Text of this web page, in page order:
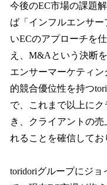
今後のEC市場の課題
ば「インフルエンサ
いECのアプローチを
え、M&Aという決断
エンサーマーケティ
的競合優位性を持つ
で、これまで以上に
き、クライアントの
れることを確信してお
toridoriグループにジョ